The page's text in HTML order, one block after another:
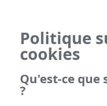
Politique
cookies
Qu'est-ce que
?